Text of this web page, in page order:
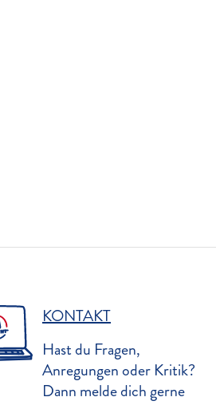
KONTAKT
Hast du Fragen,
Anregungen oder Kritik?
Dann melde dich gerne